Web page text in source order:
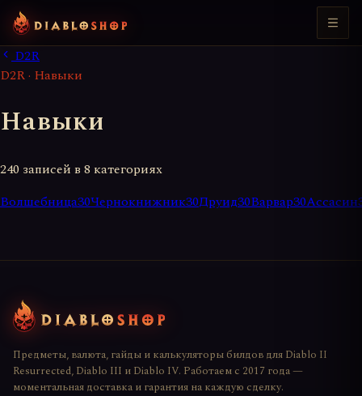
D2R
D2R · Навыки
Навыки
240 записей в 8 категориях
Волшебница30Чернокнижник30Друид30Варвар30Ассасин
Предметы, валюта, гайды и калькуляторы билдов для Diablo II
Resurrected, Diablo III и Diablo IV. Работаем с 2017 года —
моментальная доставка и гарантия на каждую сделку.